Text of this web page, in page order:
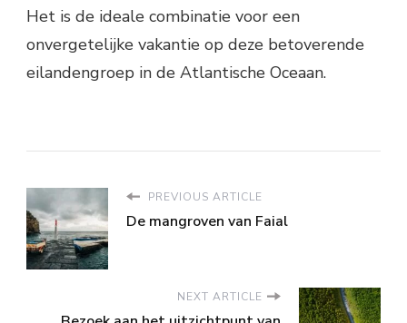
Het is de ideale combinatie voor een
onvergetelijke vakantie op deze betoverende
eilandengroep in de Atlantische Oceaan.
PREVIOUS ARTICLE
De mangroven van Faial
NEXT ARTICLE